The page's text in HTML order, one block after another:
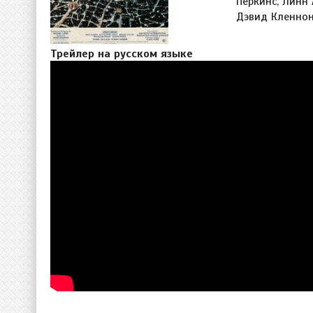
Дэвид Кленнон
Трейлер на русском языке